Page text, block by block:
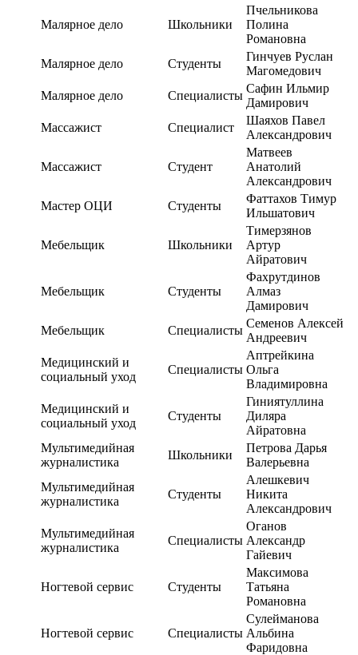
Малярное дело Школьники
Пчельникова
Полина
Романовна
Малярное дело
Студенты
Гинчуев Руслан
Магомедович
Малярное дело
Специалисты
Сафин Ильмир
Дамирович
Массажист
Специалист
Шаяхов Павел
Александрович
Массажист Студент
Матвеев
Анатолий
Александрович
Мастер ОЦИ
Студенты
Фаттахов Тимур
Ильшатович
Мебельщик Школьники
Тимерзянов
Артур
Айратович
Мебельщик Студенты
Фахрутдинов
Алмаз
Дамирович
Мебельщик
Специалисты
Семенов Алексей
Андреевич
Медицинский и
социальный уход
Специалисты
Аптрейкина
Ольга
Владимировна
Медицинский и
социальный уход
Студенты
Гиниятуллина
Диляра
Айратовна
Мультимедийная
журналистика
Школьники
Петрова Дарья
Валерьевна
Мультимедийная
журналистика
Студенты
Алешкевич
Никита
Александрович
Мультимедийная
журналистика
Специалисты
Оганов
Александр
Гайевич
Ногтевой сервис Студенты
Максимова
Татьяна
Романовна
Ногтевой сервис Специалисты
Сулейманова
Альбина
Фаридовна